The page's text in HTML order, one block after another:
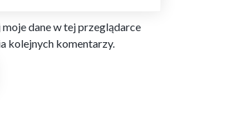
dane w tej przeglądarce
kolejnych komentarzy.